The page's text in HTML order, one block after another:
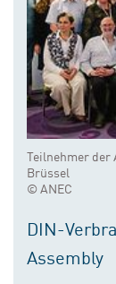
Teilnehmer der
Brüssel
© ANEC
DIN-
Assembly